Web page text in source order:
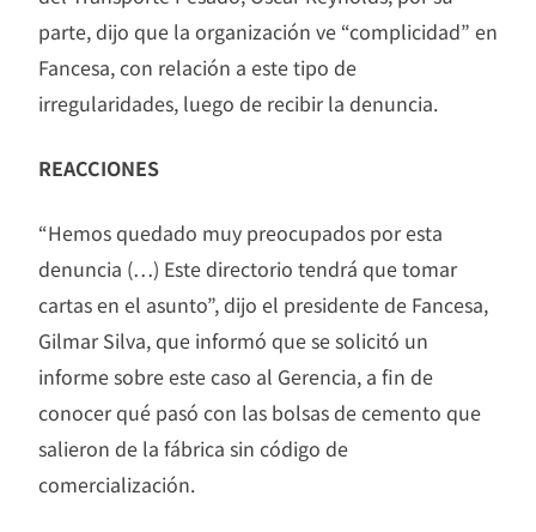
parte, dijo que la organización ve “complicidad” en
Fancesa, con relación a este tipo de
irregularidades, luego de recibir la denuncia.
REACCIONES
“Hemos quedado muy preocupados por esta
denuncia (…) Este directorio tendrá que tomar
cartas en el asunto”, dijo el presidente de Fancesa,
Gilmar Silva, que informó que se solicitó un
informe sobre este caso al Gerencia, a fin de
conocer qué pasó con las bolsas de cemento que
salieron de la fábrica sin código de
comercialización.